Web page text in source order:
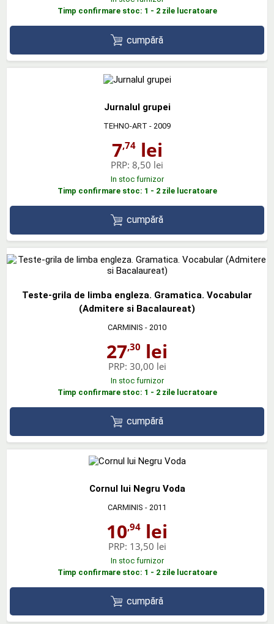
Timp confirmare stoc: 1 - 2 zile lucratoare
cumpără
Jurnalul grupei
TEHNO-ART - 2009
7,74lei
PRP: 8,50 lei
In stoc furnizor
Timp confirmare stoc: 1 - 2 zile lucratoare
cumpără
Teste-grila de limba engleza. Gramatica. Vocabular
(Admitere si Bacalaureat)
CARMINIS - 2010
27,30 lei
PRP: 30,00 lei
In stoc furnizor
Timp confirmare stoc: 1 - 2 zile lucratoare
cumpără
Cornul lui Negru Voda
CARMINIS - 2011
10,94 lei
PRP: 13,50 lei
In stoc furnizor
Timp confirmare stoc: 1 - 2 zile lucratoare
cumpără